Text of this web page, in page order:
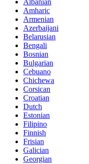
Amharic
Armenian
Azerbaijani
Belarusian
Bengali
Bosnian
Bulgarian
Cebuano
Chichewa
Corsican
Croatian
Dutch
Estonian
Filipino
Finnish
Frisian
Galician
Georgian